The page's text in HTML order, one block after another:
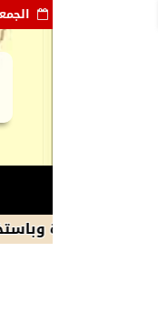
وباستخدام